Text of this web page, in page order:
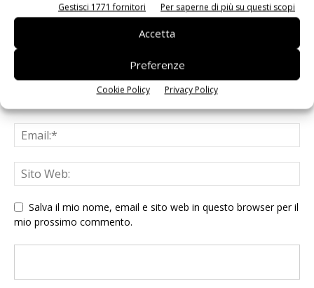
Gestisci 1771 fornitori Per saperne di più su questi scopi
Accetta
Preferenze
Cookie Policy Privacy Policy
Salva il mio nome, email e sito web in questo browser per il
mio prossimo commento.